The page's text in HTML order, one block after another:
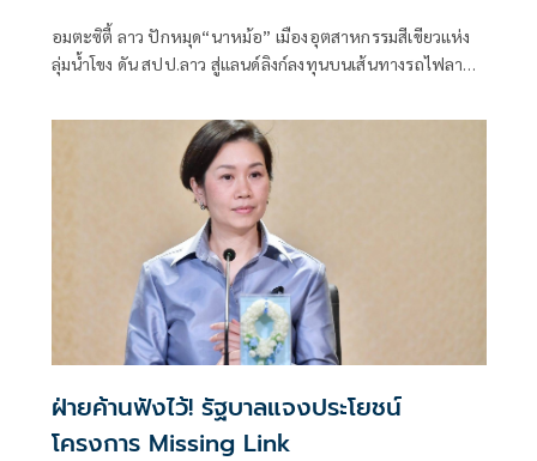
อมตะซิตี้ ลาว ปักหมุด“นาหม้อ” เมืองอุตสาหกรรมสีเขียวแห่ง
ลุ่มน้ำโขง ดัน สปป.ลาว สู่แลนด์ลิงก์ลงทุนบนเส้นทางรถไฟลาว-
การเติบโตทางเศรษฐกิจอย่างยั่งยืน
ฝ่ายค้านฟังไว้! รัฐบาลแจงประโยชน์
โครงการ Missing Link